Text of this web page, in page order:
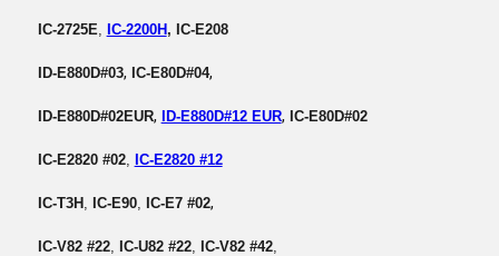
IC-2725E IC-2200H, IC-E208
ID-E880D#03, IC-E80D#04,
ID-E880D#02EUR, ID-E880D#12 EUR, IC-E80D#02
IC-E2820 #02, IC-E2820 #12
IC-T3H, IC-E90, IC-E7 #02,
IC-V82 #22, IC-U82 #22, IC-V82 #42,